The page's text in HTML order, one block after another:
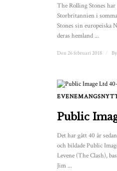
The Rolling Stones
Storbritannien i
Stones sin europeiska
deras hemland ...
Den 26 februari 2018 By
Public
Det har gått 40 år
och bildade Public
Levene (The Clash),
Jim ...